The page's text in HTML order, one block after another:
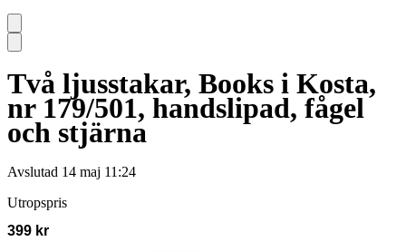
Två ljusstakar, Books i Kosta,
nr 179/501, handslipad, fågel
och stjärna
Avslutad 14 maj 11:24
Utropspris
399 kr